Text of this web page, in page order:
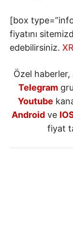
[box
fiyatını
edebilirsiniz.
Özel
Telegram
Youtube
Androidve
fiyat